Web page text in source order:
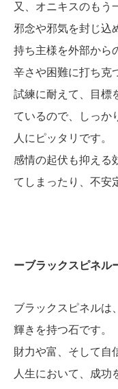
又、オニキスのもう
邪念や邪気を封じ込
持ち主様を外部から
辛さや困難に打ち克
試練に耐えて、目標
ているので、しっか
人にピッタリです。
感情の起伏も抑える
てしまったり、不安
ーブラックスピネル
ブラックスピネルは
輝きを持つ石です。
財力や富、そして自
人生において、成功